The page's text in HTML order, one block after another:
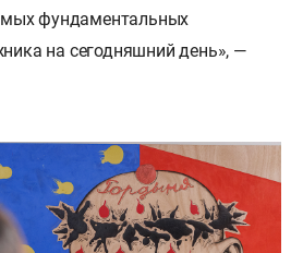
фундаментальных
на сегодняшний день», —